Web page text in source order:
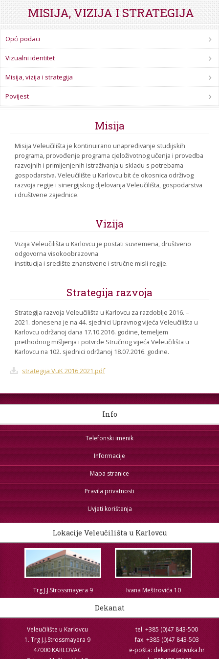
MISIJA, VIZIJA I STRATEGIJA
Opći podaci
Vizualni identitet
Misija, vizija i strategija
Povijest
Misija
Misija Veleučilišta je kontinuirano unapređivanje studijskih
programa, provođenje programa cjeloživotnog učenja i provedba
razvojnih i primijenjenih istraživanja u skladu s potrebama
gospodarstva. Veleučilište u Karlovcu bit će okosnica održivog
razvoja regije i sinergijskog djelovanja Veleučilišta, gospodarstva
i društvene zajednice.
Vizija
Vizija Veleučilišta u Karlovcu je postati suvremena, društveno
odgovorna visokoobrazovna
institucija i središte znanstvene i stručne misli regije.
Strategija razvoja
Strategija razvoja Veleučilišta u Karlovcu za razdoblje 2016. –
2021. donesena je na 44. sjednici Upravnog vijeća Veleučilišta u
Karlovcu održanoj dana 17.10.2016. godine, temeljem
prethodnog mišljenja i potvrde Stručnog vijeća Veleučilišta u
Karlovcu na 102. sjednici održanoj 18.07.2016. godine.
strategija VuK 2016 2021.pdf
Info
Telefonski imenik
Informacije
Mapa stranice
Pravila privatnosti
Uvjeti korištenja
Lokacije Veleučilišta u Karlovcu
Trg J.J.Strossmayera 9 Ivana Meštrovića 10
Dekanat
Veleučilište u Karlovcu
1. Trg J.J.Strossmayera 9
47000 KARLOVAC
tel. +385 (0)47 843-500
fax. +385 (0)47 843-503
e-pošta: dekanat(at)vuka.hr